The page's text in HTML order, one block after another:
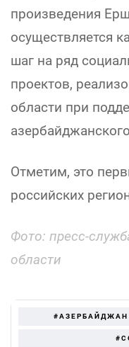
произведения
осуществляется
шаг на ряд
проектов,
области при
Отметим, это
российских
Фото: пресс-
области
#АЗЕРБАЙДЖАН